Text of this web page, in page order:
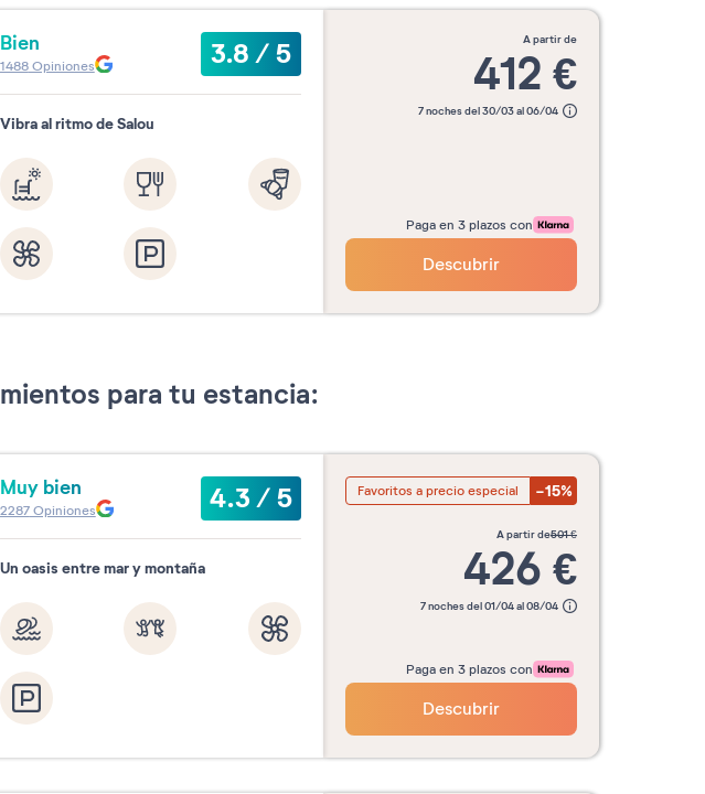
Bien 3.8/5
1488Opiniones
Vibra al ritmo de Salou
a partir de
412 €
7 noches del 30/03 al 06/04
Paga en 3 plazos con
Descubrir
para tu estancia:
Muy bien 4.3/5
2287Opiniones
Un oasis entre mar y montaña
Favoritos a precio especial -15%
a partir de501€
426 €
7 noches del 01/04 al 08/04
Paga en 3 plazos con
Descubrir